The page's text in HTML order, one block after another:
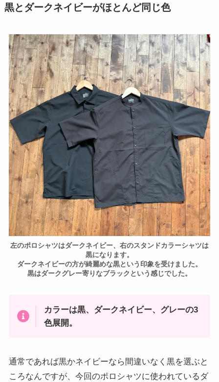
黒とダークネイビーがほとんど同じ色
左のポロシャツはダークネイビー、右のスタンドカラーシャツは
黒になります。
ダークネイビーの方が綺麗めな黒という印象を受けました。
黒はダークグレー寄りなブラックという感じでした。
カラーは黒、ダークネイビー、グレーの3
色展開。
通常であれば黒かネイビーなら間違いなく黒を選ぶと
ころなんですが、今回のポロシャツに使われているダ